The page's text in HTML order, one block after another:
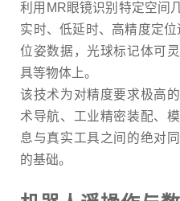
利用 MR眼镜识别特定空间
实时、低延时、高精度定
位姿数据，光球标记体可
具等物体上。
该技术为对精度要求极高
术导航、工业精密装配、
息与真实工具之间的绝对
的基础。